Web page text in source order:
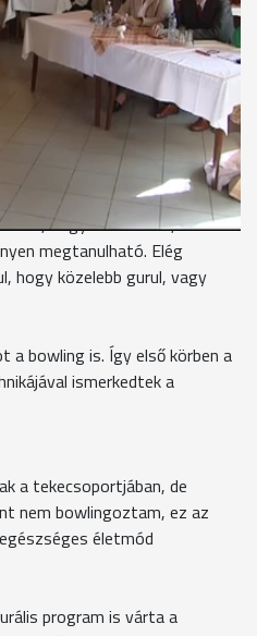
egészségi
ezután csatlakoztak az idősek
a francia játékot a legtöbb
hogy kell csinálni, nem
megtanulható. Elég
hogy közelebb gurul, vagy
a bowling is. Így első körben a
ismerkedtek a
a tekecsoportjában, de
nem bowlingoztam, ez az
életmód
program is várta a